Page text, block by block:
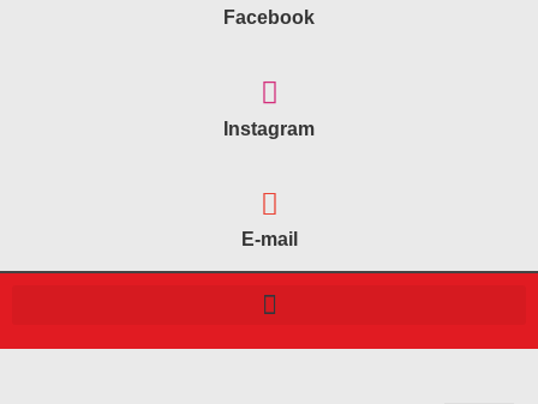
Facebook
Instagram
E-mail